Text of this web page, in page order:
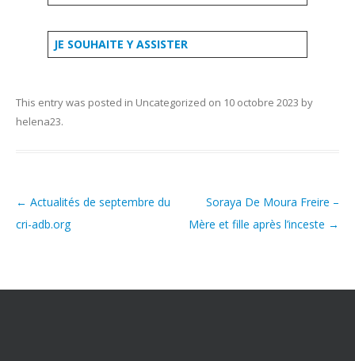
Présentation des ateliers thématiques
Ateliers Dorothée Dussy
Rappel lois et prescription
Quelques sites internet
JE SOUHAITE Y ASSISTER
This entry was posted in Uncategorized on 10 octobre 2023 by
helena23.
Post navigation
← Actualités de septembre du
cri-adb.org
Soraya De Moura Freire –
Mère et fille après l’inceste →